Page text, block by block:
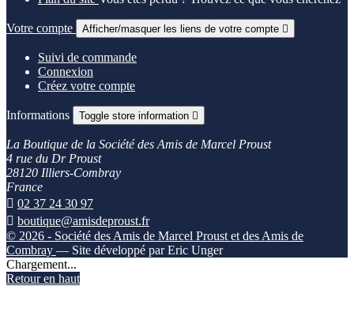
Votre compte Afficher/masquer les liens de votre compte 
Suivi de commande
Connexion
Créez votre compte
Informations Toggle store information 
La Boutique de la Société des Amis de Marcel Proust
4 rue du Dr Proust
28120 Illiers-Combray
France
 02 37 24 30 97
 boutique@amisdeproust.fr
© 2026 - Société des Amis de Marcel Proust et des Amis de
Combray — Site développé par Eric Unger
Chargement...
Retour en haut